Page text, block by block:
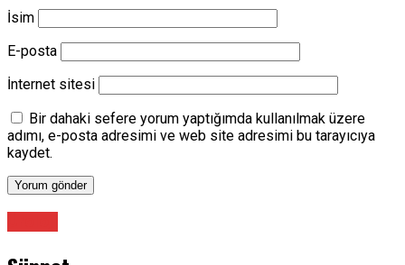
İsim
E-posta
İnternet sitesi
Bir dahaki sefere yorum yaptığımda kullanılmak üzere
adımı, e-posta adresimi ve web site adresimi bu tarayıcıya
kaydet.